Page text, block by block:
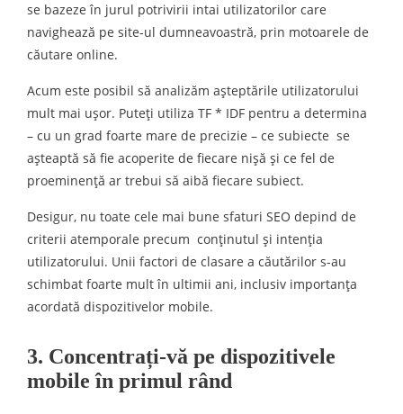
se bazeze în jurul potrivirii intai utilizatorilor care
navighează pe site-ul dumneavoastră, prin motoarele de
căutare online.
Acum este posibil să analizăm așteptările utilizatorului
mult mai ușor. Puteți utiliza TF * IDF pentru a determina
– cu un grad foarte mare de precizie – ce subiecte se
așteaptă să fie acoperite de fiecare nișă și ce fel de
proeminență ar trebui să aibă fiecare subiect.
Desigur, nu toate cele mai bune sfaturi SEO depind de
criterii atemporale precum conținutul și intenția
utilizatorului. Unii factori de clasare a căutărilor s-au
schimbat foarte mult în ultimii ani, inclusiv importanța
acordată dispozitivelor mobile.
3. Concentrați-vă pe dispozitivele
mobile în primul rând